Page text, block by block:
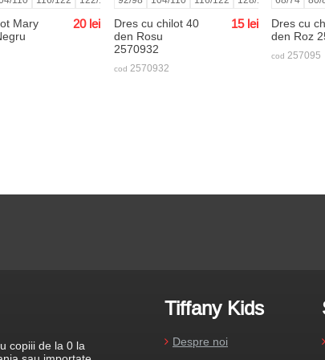
Mary
20 lei
Dres cu chilot 40
den Rosu
2570932
15 lei
cod 2570932
Dres cu
den Roz
cod 257095
copiii de la 0 la
Tiffany Kids
Despre noi